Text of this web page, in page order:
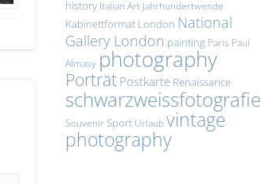
history Italian Art Jahrhundertwende
Kabinettformat London National
Gallery London painting Paris Paul
Almasy photography
Porträt Postkarte Renaissance
schwarzweissfotografie
SouvenirSport Urlaubvintage
photography